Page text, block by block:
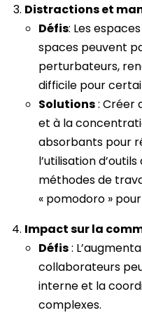
Distractions et
Défis: Les
spaces peuvent
perturbateurs,
difficile pour
Solutions: Créer
et à la
absorbants pour
l’utilisation
méthodes de
« pomodoro »
Impact sur la
Défis:
collaborateurs
interne et la
complexes.